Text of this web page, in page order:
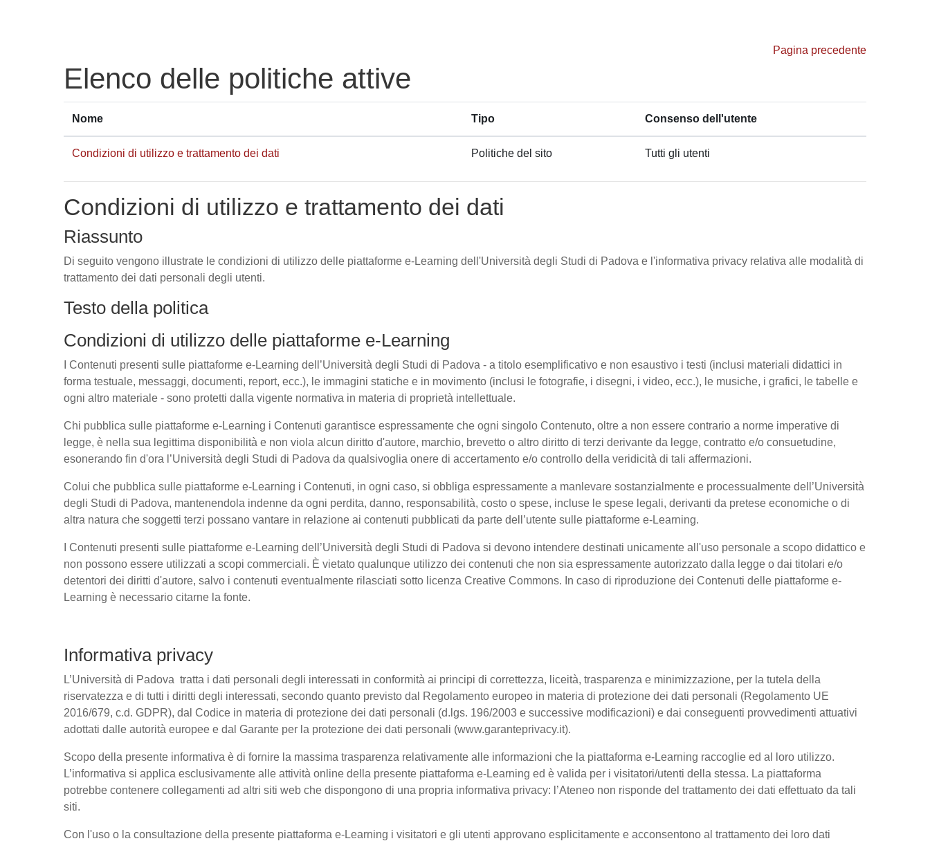
Pagina precedente
Elenco delle politiche attive
Nome Tipo Consenso dell'utente
Condizioni di utilizzo e trattamento dei dati Politiche del sito Tutti gli utenti
Condizioni di utilizzo e trattamento dei dati
Riassunto
Di seguito vengono illustrate le condizioni di utilizzo delle piattaforme e-Learning dell'Università degli Studi di Padova e l'informativa privacy relativa alle modalità di
trattamento dei dati personali degli utenti.
Testo della politica
Condizioni di utilizzo delle piattaforme e-Learning
I Contenuti presenti sulle piattaforme e-Learning dell’Università degli Studi di Padova - a titolo esemplificativo e non esaustivo i testi (inclusi materiali didattici in
forma testuale, messaggi, documenti, report, ecc.), le immagini statiche e in movimento (inclusi le fotografie, i disegni, i video, ecc.), le musiche, i grafici, le tabelle e
ogni altro materiale - sono protetti dalla vigente normativa in materia di proprietà intellettuale.
Chi pubblica sulle piattaforme e-Learning i Contenuti garantisce espressamente che ogni singolo Contenuto, oltre a non essere contrario a norme imperative di
legge, è nella sua legittima disponibilità e non viola alcun diritto d'autore, marchio, brevetto o altro diritto di terzi derivante da legge, contratto e/o consuetudine,
esonerando fin d'ora l’Università degli Studi di Padova da qualsivoglia onere di accertamento e/o controllo della veridicità di tali affermazioni.
Colui che pubblica sulle piattaforme e-Learning i Contenuti, in ogni caso, si obbliga espressamente a manlevare sostanzialmente e processualmente dell’Università
degli Studi di Padova, mantenendola indenne da ogni perdita, danno, responsabilità, costo o spese, incluse le spese legali, derivanti da pretese economiche o di
altra natura che soggetti terzi possano vantare in relazione ai contenuti pubblicati da parte dell’utente sulle piattaforme e-Learning.
I Contenuti presenti sulle piattaforme e-Learning dell’Università degli Studi di Padova si devono intendere destinati unicamente all'uso personale a scopo didattico e
non possono essere utilizzati a scopi commerciali. È vietato qualunque utilizzo dei contenuti che non sia espressamente autorizzato dalla legge o dai titolari e/o
detentori dei diritti d'autore, salvo i contenuti eventualmente rilasciati sotto licenza Creative Commons. In caso di riproduzione dei Contenuti delle piattaforme e-
Learning è necessario citarne la fonte.
Informativa privacy
L’Università di Padova tratta i dati personali degli interessati in conformità ai principi di correttezza, liceità, trasparenza e minimizzazione, per la tutela della
riservatezza e di tutti i diritti degli interessati, secondo quanto previsto dal Regolamento europeo in materia di protezione dei dati personali (Regolamento UE
2016/679, c.d. GDPR), dal Codice in materia di protezione dei dati personali (d.lgs. 196/2003 e successive modificazioni) e dai conseguenti provvedimenti attuativi
adottati dalle autorità europee e dal Garante per la protezione dei dati personali (www.garanteprivacy.it).
Scopo della presente informativa è di fornire la massima trasparenza relativamente alle informazioni che la piattaforma e-Learning raccoglie ed al loro utilizzo.
L’informativa si applica esclusivamente alle attività online della presente piattaforma e-Learning ed è valida per i visitatori/utenti della stessa. La piattaforma
potrebbe contenere collegamenti ad altri siti web che dispongono di una propria informativa privacy: l’Ateneo non risponde del trattamento dei dati effettuato da tali
siti.
Con l'uso o la consultazione della presente piattaforma e-Learning i visitatori e gli utenti approvano esplicitamente e acconsentono al trattamento dei loro dati